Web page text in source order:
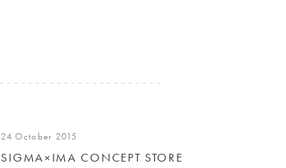
24 October 2015
SIGMA×IMA CONCEPT STORE